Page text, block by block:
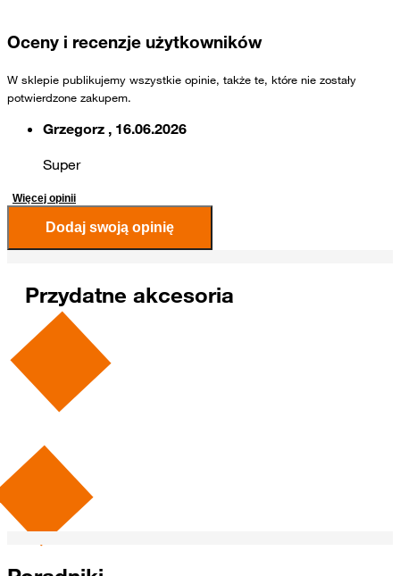
Oceny i recenzje użytkowników
W sklepie publikujemy wszystkie opinie, także te, które nie zostały
potwierdzone zakupem.
Grzegorz , 16.06.2026
Super
Więcej opinii
Dodaj swoją opinię
Przydatne akcesoria